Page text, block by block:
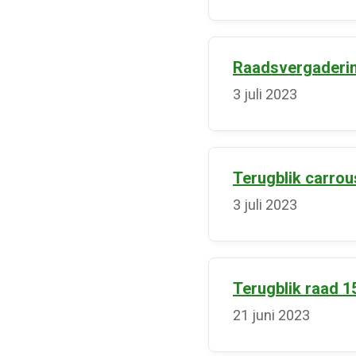
3 juli 2023
Terugblik
3 juli 2023
Terugblik raad
21 juni 2023